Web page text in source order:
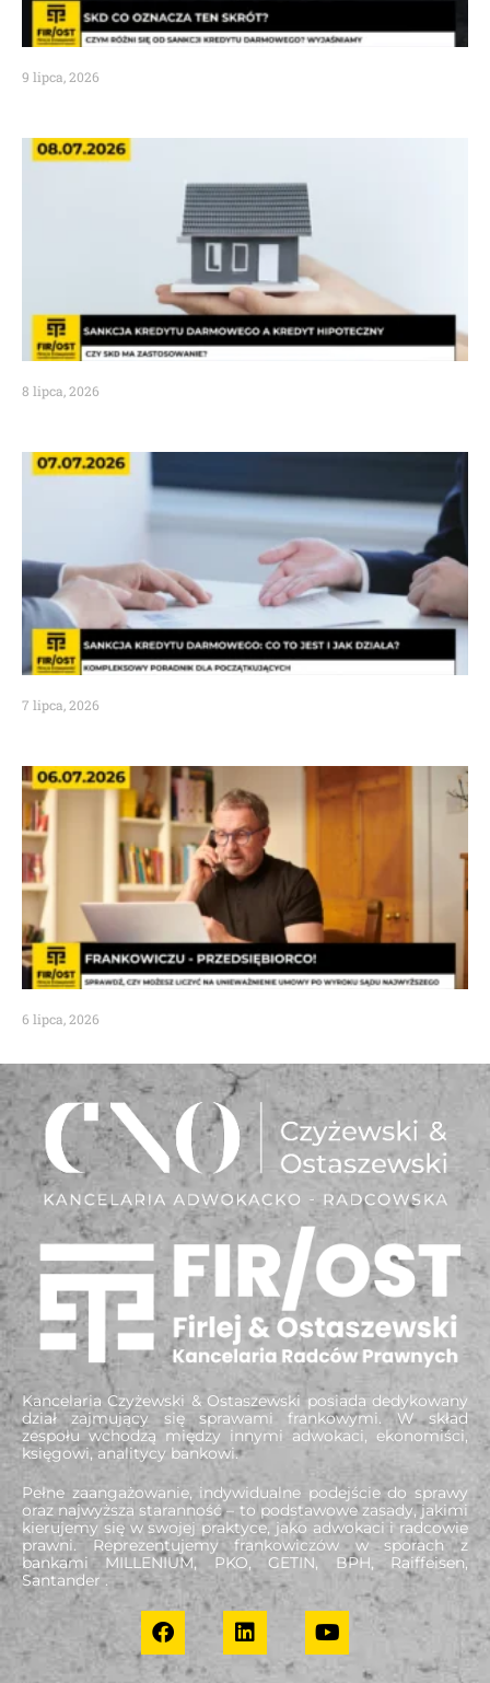
9 lipca, 2026
8 lipca, 2026
7 lipca, 2026
6 lipca, 2026
Kancelaria Czyżewski & Ostaszewski posiada dedykowany
dział zajmujący się sprawami frankowymi. W skład
zespołu wchodzą między innymi adwokaci, ekonomiści,
księgowi, analitycy bankowi.
Pełne zaangażowanie, indywidualne podejście do sprawy
oraz najwyższa staranność – to podstawowe zasady, jakimi
kierujemy się w swojej praktyce, jako adwokaci i radcowie
prawni. Reprezentujemy frankowiczów w sporach z
bankami MILLENIUM, PKO, GETIN, BPH, Raiffeisen,
Santander .